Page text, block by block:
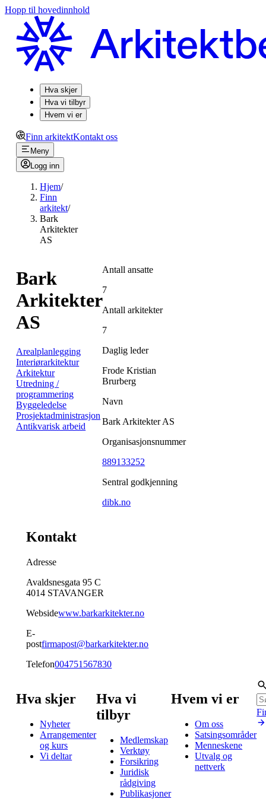
Hopp til hovedinnhold
Hva skjer
Hva vi tilbyr
Hvem vi er
Finn arkitektKontakt oss
Meny
Logg inn
Hjem/
Finn
arkitekt/
Bark
Arkitekter
AS
Bark
Arkitekter
AS
Arealplanlegging
Interiørarkitektur
Arkitektur
Utredning /
programmering
Byggeledelse
Prosjektadministrasjon
Antikvarisk arbeid
Antall ansatte
7
Antall arkitekter
7
Daglig leder
Frode Kristian
Brurberg
Navn
Bark Arkitekter AS
Organisasjonsnummer
889133252
Sentral godkjenning
dibk.no
Kontakt
Adresse
Avaldsnesgata 95 C
4014 STAVANGER
Websidewww.barkarkitekter.no
E-
postfirmapost@barkarkitekter.no
Telefon004751567830
Hva skjer
Nyheter
Arrangementer
og kurs
Vi deltar
Hva vi
tilbyr
Medlemskap
Verktøy
Forsikring
Juridisk
rådgiving
Publikasjoner
Hvem vi er
Om oss
Satsingsområder
Menneskene
Utvalg og
nettverk